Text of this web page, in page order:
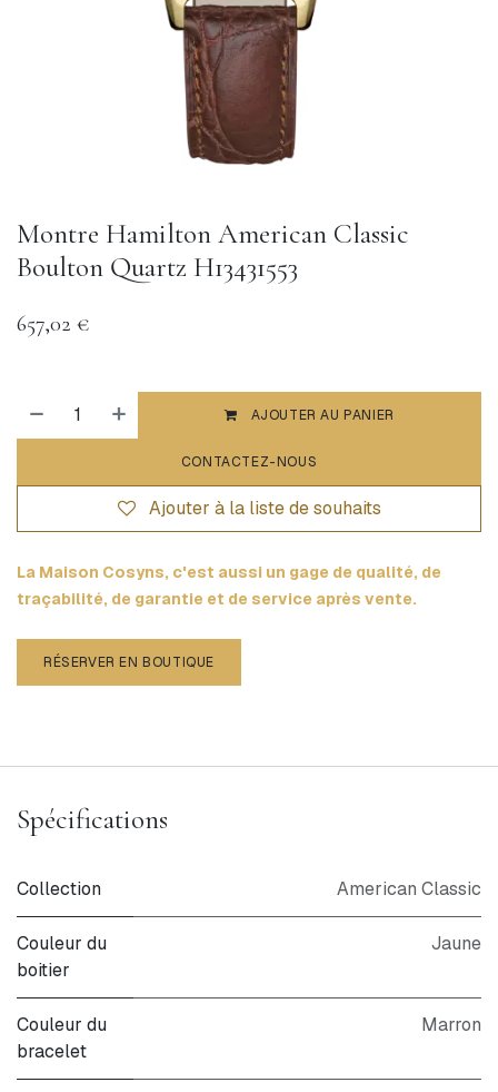
Montre Hamilton American Classic
Boulton Quartz H13431553
657,02 €
AJOUTER AU PANIER
CONTACTEZ-NOUS
Ajouter à la liste de souhaits
La Maison Cosyns, c'est aussi un gage de qualité, de
traçabilité, de garantie et de service après vente.
RÉSERVER EN BOUTIQUE
Spécifications
Collection American Classic
Couleur du
boitier
Jaune
Couleur du
bracelet
Marron